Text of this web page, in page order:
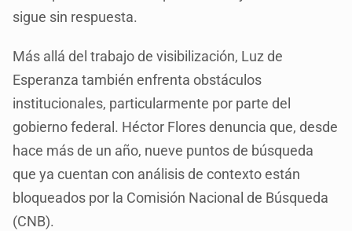
sigue sin respuesta.
Más allá del trabajo de visibilización, Luz de
Esperanza también enfrenta obstáculos
institucionales, particularmente por parte del
gobierno federal. Héctor Flores denuncia que, desde
hace más de un año, nueve puntos de búsqueda
que ya cuentan con análisis de contexto están
bloqueados por la Comisión Nacional de Búsqueda
(CNB).